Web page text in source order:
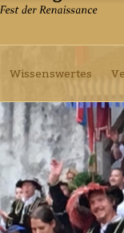
Wissenswertes